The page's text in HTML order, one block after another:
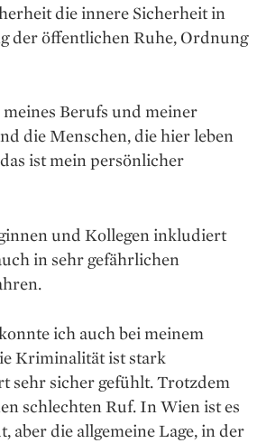
die innere Sicherheit in
der öffentlichen Ruhe, Ordnung
Berufs und meiner
die Menschen, die hier leben
ist mein persönlicher
und Kollegen inkludiert
in sehr gefährlichen
ich auch bei meinem
Kriminalität ist stark
sehr sicher gefühlt. Trotzdem
schlechten Ruf. In Wien ist es
aber die allgemeine Lage, in der